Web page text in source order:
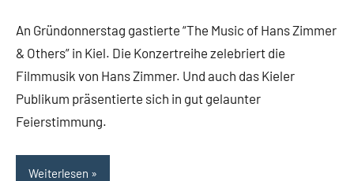
An Gründonnerstag gastierte “The Music of Hans Zimmer
& Others” in Kiel. Die Konzertreihe zelebriert die
Filmmusik von Hans Zimmer. Und auch das Kieler
Publikum präsentierte sich in gut gelaunter
Feierstimmung.
Weiterlesen